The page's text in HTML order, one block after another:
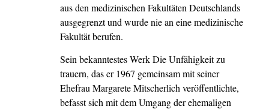
aus den medizinischen Fakultäten Deutschlands
ausgegrenzt und wurde nie an eine medizinische
Fakultät berufen.
Sein bekanntestes Werk Die Unfähigkeit zu
trauern, das er 1967 gemeinsam mit seiner
Ehefrau Margarete Mitscherlich veröffentlichte,
befasst sich mit dem Umgang der ehemaligen